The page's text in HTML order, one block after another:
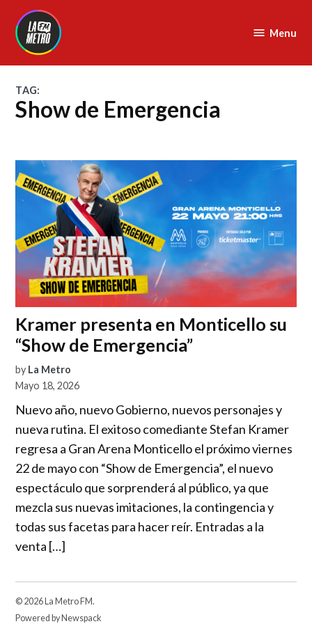
content
Menu
TAG:
Show de Emergencia
Kramer presenta en Monticello su
“Show de Emergencia”
by La Metro
Mayo 18, 2026
Nuevo año, nuevo Gobierno, nuevos personajes y
nueva rutina. El exitoso comediante Stefan Kramer
regresa a Gran Arena Monticello el próximo viernes
22 de mayo con “Show de Emergencia”, el nuevo
espectáculo que sorprenderá al público, ya que
mezcla sus nuevas imitaciones, la contingencia y
todas sus facetas para hacer reír. Entradas a la
venta […]
© 2026 La Metro FM.
Powered by Newspack